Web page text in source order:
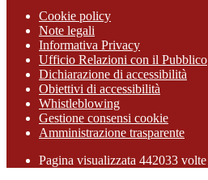
Cookie policy
Note legali
Informativa Privacy
Ufficio Relazioni con il Pubblico
Dichiarazione di accessibilità
Obiettivi di accessibilità
Whistleblowing
Gestione consensi cookie
Amministrazione trasparente
Pagina visualizzata 442033 volte